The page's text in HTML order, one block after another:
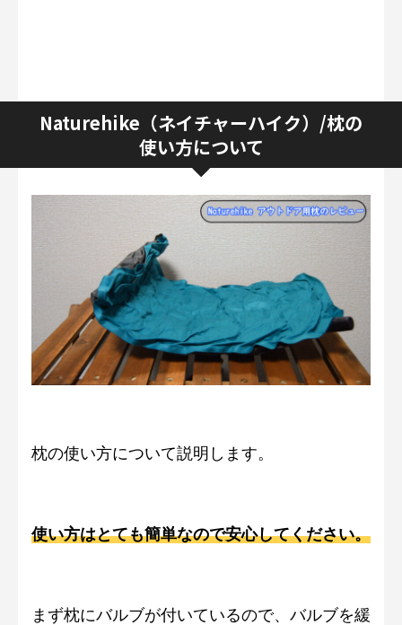
Naturehike（ネイチャーハイク）/枕の
使い方について
枕の使い方について説明します。
使い方はとても簡単なので安心してください。
まず枕にバルブが付いているので、バルブを緩